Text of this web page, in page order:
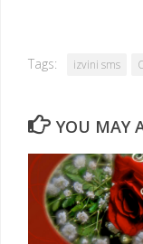
Tags: izvini sms
YOU MAY